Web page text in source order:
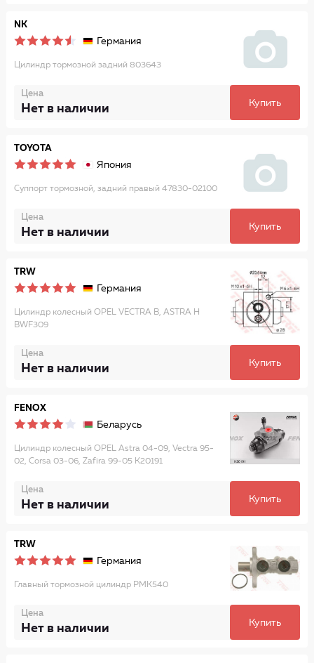
NK
Германия
Цилиндр тормозной задний 803643
Цена
Нет в наличии Купить
TOYOTA
Япония
Суппорт тормозной, задний правый 47830-02100
Цена
Нет в наличии Купить
TRW
Германия
Цилиндр колесный OPEL VECTRA B, ASTRA H
BWF309
Цена
Нет в наличии Купить
FENOX
Беларусь
Цилиндр колесный OPEL Astra 04-09, Vectra 95-
02, Corsa 03-06, Zafira 99-05 K20191
Цена
Нет в наличии Купить
TRW
Германия
Главный тормозной цилиндр PMK540
Цена
Нет в наличии Купить